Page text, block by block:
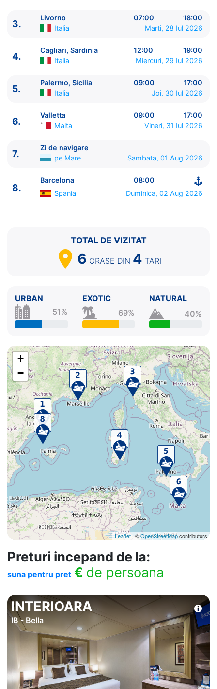
Ziua | Portul | Sosire - Plecare
----------------------------------------
2.
Marsilia Franta 08:00 - 16:00
Livorno Italia 07:00 - 18:00
5.
Palermo, Sicilia
09:00 - 17:00
Valletta Malta
09:00 - 17:00
3.
Livorno 07:00
18:00
Italia
Marti, 28 Iul 2026
4.
Cagliari, Sardinia 12:00
19:00
Italia
Miercuri, 29 Iul 2026
5.
Palermo, Sicilia 09:00
17:00
Italia
Joi, 30 Iul 2026
6.
Valletta 09:00
17:00
Malta
Vineri, 31 Iul 2026
7.
Zi de navigare
pe Mare
Sambata, 01 Aug 2026
8.
Barcelona
08:00
Spania
Duminica, 02 Aug 2026
TOTAL DE VIZITAT
6 ORASE DIN 4 TARI
URBAN
51%
EXOTIC
69%
NATURAL
40%
+
−
Leaflet | ©OpenStreetMapcontributors
Preturi incepand de la:
suna pentru pret € de persoana
INTERIOARA
IB - Bella